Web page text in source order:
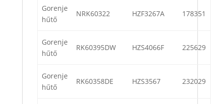
Gorenje
hűtő
NRK60322 HZF3267A 178351
Gorenje
hűtő
RK60395DW HZS4066F 225629
Gorenje
hűtő
RK60358DE HZS3567 232029